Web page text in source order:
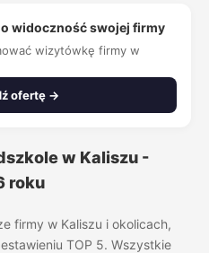
o widoczność swojej firmy
wizytówkę firmy w
ofertę →
w Kaliszu -
roku
firmy w Kaliszu i okolicach,
TOP 5. Wszystkie